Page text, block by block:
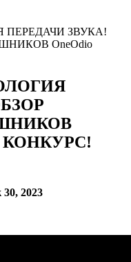
ЗВУКА!
OneOdio
КОНКУРС!
30, 2023